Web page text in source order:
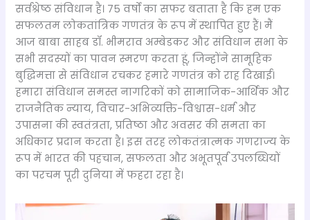
सर्वश्रेष्ठ संविधान है। 75 वर्षों का सफर बताता है कि हम एक
सफलतम लोकतांत्रिक गणतंत्र के रूप में स्थापित हुए हैं। मैं
आज बाबा साहब डॉ. भीमराव अम्बेडकर और संविधान सभा के
सभी सदस्यों का पावन स्मरण करता हूं, जिन्होंने सामूहिक
बुद्धिमत्ता से संविधान रचकर हमारे गणतंत्र को राह दिखाई।
हमारा संविधान समस्त नागरिकों को सामाजिक-आर्थिक और
राजनैतिक न्याय, विचार-अभिव्यक्ति-विश्वास-धर्म और
उपासना की स्वतंत्रता, प्रतिष्ठा और अवसर की समता का
अधिकार प्रदान करता है। इस तरह लोकतंत्रात्मक गणराज्य के
रूप में भारत की पहचान, सफलता और अभूतपूर्व उपलब्धियों
का परचम पूरी दुनिया में फहरा रहा है।